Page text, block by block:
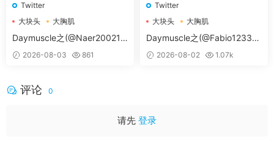
Twitter
大块头
大胸肌
大胸肌肉男
Daymuscle之(@Naer20021-
@纳尔）
2026-08-03 861
Twitter
大块头
大胸肌
大胸肌肉男
Daymuscle之(@Fabio12333-
@辛叔是个G）
2026-08-02 1.07k
评论 0
请先 登录